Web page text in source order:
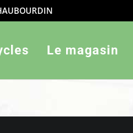
Le magasin